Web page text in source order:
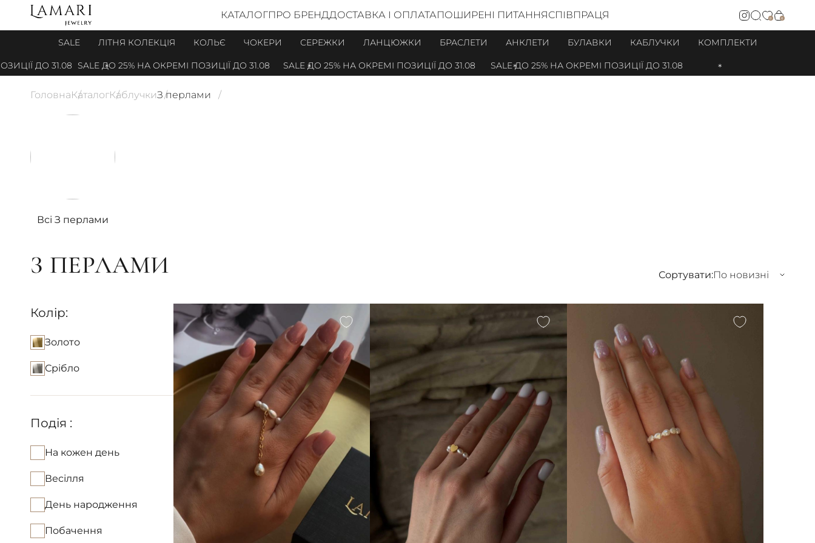
КАТАЛОГПРО БРЕНДДОСТАВКА І ОПЛАТАПОШИРЕНІ ПИТАННЯСПІВПРАЦЯ 0 0
SALE ЛІТНЯ КОЛЕКЦІЯ КОЛЬЄ ЧОКЕРИ СЕРЕЖКИ ЛАНЦЮЖКИ БРАСЛЕТИ АНКЛЕТИ БУЛАВКИ КАБЛУЧКИ КОМПЛЕКТИ
ДО 31.08 SALE ДО 25% НА ОКРЕМІ ПОЗИЦІЇ ДО 31.08 SALE ДО 25% НА ОКРЕМІ ПОЗИЦІЇ ДО 31.08 SALE ДО 25% НА ОКРЕМІ ПОЗИЦІЇ ДО 31.08
ГоловнаКаталогКаблучкиЗ перлами
Всі З перлами
З ПЕРЛАМИ Сортувати:По новизні
Колір:
Золото
Срібло
Подія :
На кожен день
Весілля
День народження
Побачення